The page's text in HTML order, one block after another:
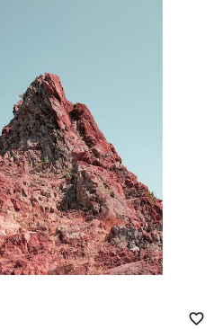
favorite_border